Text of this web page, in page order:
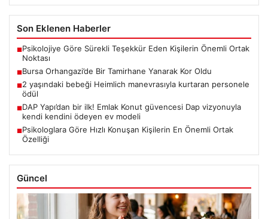
Son Eklenen Haberler
■Psikolojiye Göre Sürekli Teşekkür Eden Kişilerin Önemli Ortak
Noktası
■Bursa Orhangazi’de Bir Tamirhane Yanarak Kor Oldu
■2 yaşındaki bebeği Heimlich manevrasıyla kurtaran personele
ödül
■DAP Yapı’dan bir ilk! Emlak Konut güvencesi Dap vizyonuyla
kendi kendini ödeyen ev modeli
■Psikologlara Göre Hızlı Konuşan Kişilerin En Önemli Ortak
Özelliği
Güncel